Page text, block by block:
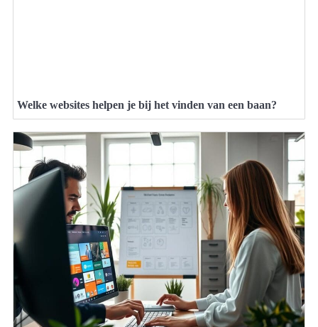
Welke websites helpen je bij het vinden van een baan?